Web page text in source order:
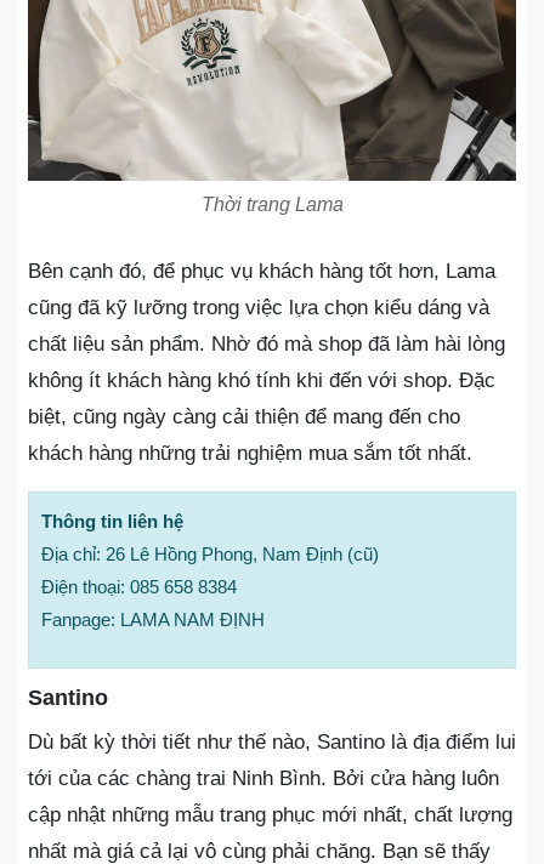
Thời trang Lama
Bên cạnh đó, để phục vụ khách hàng tốt hơn, Lama
cũng đã kỹ lưỡng trong việc lựa chọn kiểu dáng và
chất liệu sản phẩm. Nhờ đó mà shop đã làm hài lòng
không ít khách hàng khó tính khi đến với shop. Đặc
biệt, cũng ngày càng cải thiện để mang đến cho
khách hàng những trải nghiệm mua sắm tốt nhất.
Thông tin liên hệ
Địa chỉ: 26 Lê Hồng Phong, Nam Định (cũ)
Điện thoại: 085 658 8384
Fanpage: LAMA NAM ĐỊNH
Santino
Dù bất kỳ thời tiết như thế nào, Santino là địa điểm lui
tới của các chàng trai Ninh Bình. Bởi cửa hàng luôn
cập nhật những mẫu trang phục mới nhất, chất lượng
nhất mà giá cả lại vô cùng phải chăng. Bạn sẽ thấy